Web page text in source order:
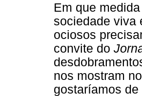
Em que
sociedade viva
ociosos
convite do
nos mostram
gostaríamos